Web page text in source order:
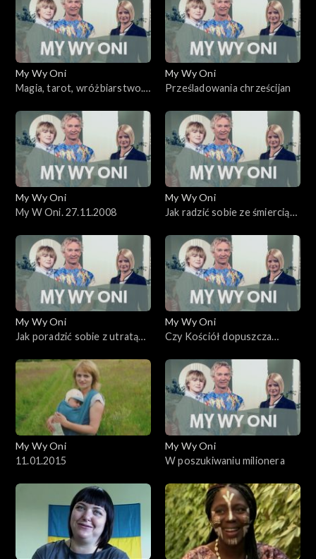
My Wy Oni
Magia, tarot, wróżbiarstwo.
My Wy Oni
Prześladowania chrześcijan
My Wy Oni
My W Oni. 27.11.2008
My Wy Oni
Jak radzić sobie ze śmiercią
My Wy Oni
Jak poradzić sobie z utratą
My Wy Oni
Czy Kościół dopuszcza
pochówku.
My Wy Oni
11.01.2015
My Wy Oni
W poszukiwaniu milionera